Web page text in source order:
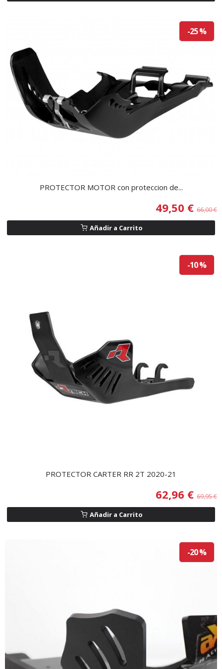
-25 %
PROTECTOR MOTOR con proteccion de...
49,50 € 66,00 €
Añadir a Carrito
-10 %
PROTECTOR CARTER RR 2T 2020-21
62,96 € 69,95 €
Añadir a Carrito
-20 %